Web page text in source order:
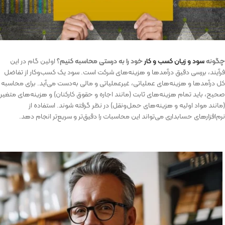
چگونهسود و زیان کسب‌ و کارخود را به درستی محاسبه کنیم؟اولین گام در این
فرآیند، بررسی دقیق درآمدها و هزینه‌های شرکت است. سود یک کسب‌وکار از تفاضل
کل درآمدها و هزینه‌های عملیاتی، غیرعملیاتی و مالی به‌دست می‌آید. برای محاسبه
صحیح، باید تمام هزینه‌های ثابت (مانند اجاره و حقوق کارکنان) و هزینه‌های متغیر
(مانند مواد اولیه و هزینه‌های حمل‌ونقل) در نظر گرفته شوند. استفاده از
نرم‌افزارهای حسابداری می‌تواند این محاسبات را دقیق‌تر و سریع‌تر انجام دهد.